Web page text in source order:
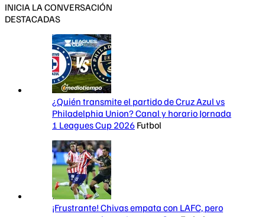
INICIA LA CONVERSACIÓN
DESTACADAS
¿Quién transmite el partido de Cruz Azul vs
Philadelphia Union? Canal y horario Jornada
1 Leagues Cup 2026 Futbol
¡Frustrante! Chivas empata con LAFC, pero